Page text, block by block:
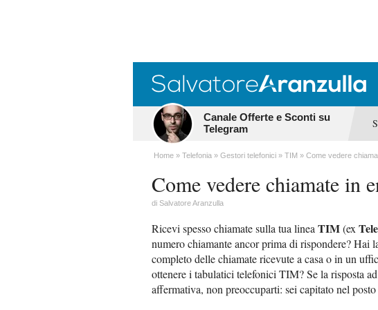
Canale Offerte e Sconti su
Telegram
Home Telefonia Gestori telefonici TIM Come vedere
Come vedere chiamate in
di Salvatore Aranzulla
Ricevi spesso chiamate sulla tua linea TIM(ex
numero chiamante ancor prima di rispondere? Hai
completo delle chiamate ricevute a casa o in un
ottenere i tabulatici telefonici TIM? Se la risposta
affermativa, non preoccuparti: sei capitato nel